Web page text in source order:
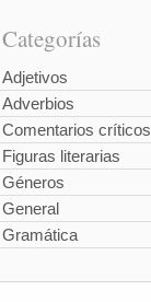
Categorías
Adjetivos
Adverbios
Comentarios críticos
Figuras literarias
Géneros
General
Gramática